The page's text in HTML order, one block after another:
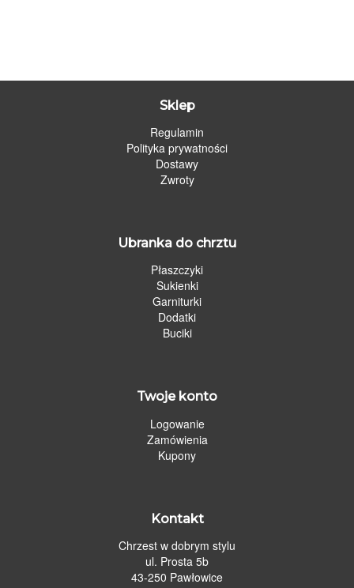
Sklep
Regulamin
Polityka prywatności
Dostawy
Zwroty
Ubranka do chrztu
Płaszczyki
Sukienki
Garniturki
Dodatki
Buciki
Twoje konto
Logowanie
Zamówienia
Kupony
Kontakt
Chrzest w dobrym stylu
ul. Prosta 5b
43-250 Pawłowice